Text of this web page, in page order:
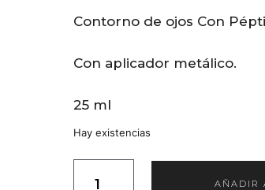
Contorno de ojos Con
Con aplicador metálico.
25 ml
Hay existencias
AÑADIR